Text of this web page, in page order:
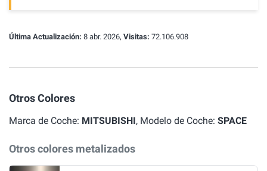
Última Actualización: 8 abr. 2026, Visitas: 72.106.908
Otros Colores
Marca de Coche: MITSUBISHI, Modelo de Coche: SPACE
Otros colores metalizados